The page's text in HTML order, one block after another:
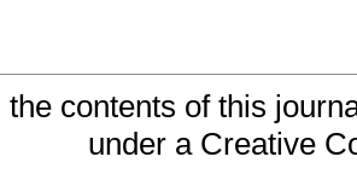
the contents of this
under a Creative